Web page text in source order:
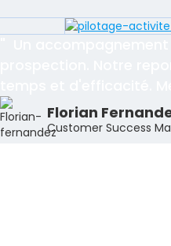
Florian
Customer Success